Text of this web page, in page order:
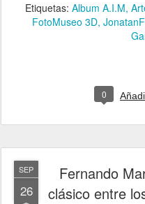
Etiquetas: Album A.I.M
FotoMuseo 3D
0
SEP
26
Fernando
clásico entre